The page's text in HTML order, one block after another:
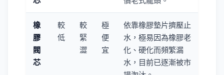
橡
膠
閥
芯
較
低
較
緊
澀
極
便
宜
依靠橡膠墊片擠壓止
水，極易因為橡膠老
化、硬化而頻繁漏
水，目前已逐漸被市